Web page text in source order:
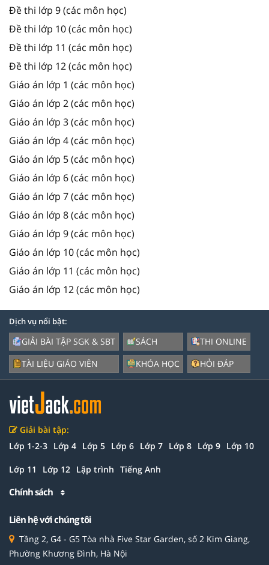
Đề thi lớp 9 (các môn học)
Đề thi lớp 10 (các môn học)
Đề thi lớp 11 (các môn học)
Đề thi lớp 12 (các môn học)
Giáo án lớp 1 (các môn học)
Giáo án lớp 2 (các môn học)
Giáo án lớp 3 (các môn học)
Giáo án lớp 4 (các môn học)
Giáo án lớp 5 (các môn học)
Giáo án lớp 6 (các môn học)
Giáo án lớp 7 (các môn học)
Giáo án lớp 8 (các môn học)
Giáo án lớp 9 (các môn học)
Giáo án lớp 10 (các môn học)
Giáo án lớp 11 (các môn học)
Giáo án lớp 12 (các môn học)
Dịch vụ nổi bật:
GIẢI BÀI TẬP SGK & SBT
TÀI LIỆU GIÁO VIÊN
SÁCH
KHÓA HỌC
THI ONLINE
HỎI ĐÁP
Giải bài tập:
Lớp 1-2-3 Lớp 4 Lớp 5 Lớp 6 Lớp 7 Lớp 8 Lớp 9 Lớp 10
Lớp 11 Lớp 12 Lập trình Tiếng Anh
Chính sách
Liên hệ với chúng tôi
Tầng 2, G4 - G5 Tòa nhà Five Star Garden, số 2 Kim Giang,
Phường Khương Đình, Hà Nội